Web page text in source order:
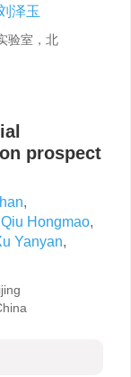
泽玉
验室，北
prospect
,
Qiu Hongmao,
Yanyan,